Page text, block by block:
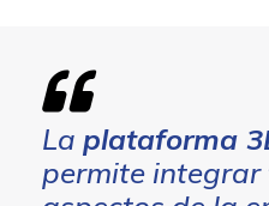
La plataforma
permite integrar